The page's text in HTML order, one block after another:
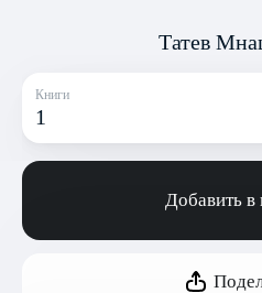
Татев
Книги
1
Добавить в